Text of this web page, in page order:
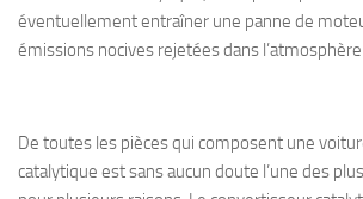
éventuellement entraîner une panne de
émissions nocives rejetées dans l’atmosphère.
De toutes les pièces qui composent une
catalytique est sans aucun doute l’une des